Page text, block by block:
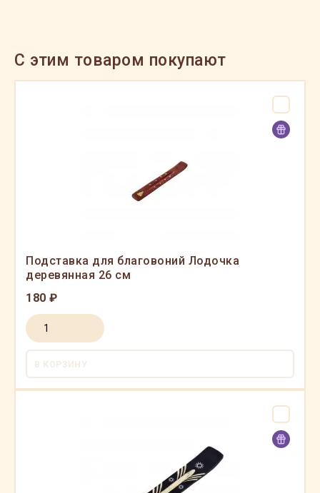
C этим товаром покупают
Подставка для благовоний Лодочка
деревянная 26 см
180 ₽
В КОРЗИНУ